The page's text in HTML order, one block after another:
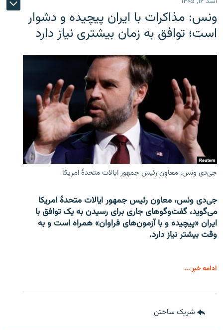
ونس: مذاکرات با ایران پیچیده و دشوار
است؛ توافق به زمان بیشتری نیاز دارد
جی‌دی ونس، معاون رئیس جمهور ایالات متحدۀ امریکا
جی‌دی ونس، معاون رئیس جمهور ایالات متحدۀ امریکا
می‌گوید، گفت‌وگوهای جاری برای رسیدن به یک توافق با
ایران «پیچیده و با آزمون‌های فراوان» همراه است و به
وقت بیشتر نیاز دارد.
ادامه خبر ...
شریک ساختن